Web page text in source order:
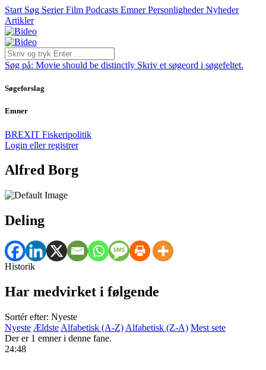
Start Søg Serier Film Podcasts Emner Personligheder Nyheder
Artikler
Søg på: Movie should be distinctly Skriv et søgeord i søgefeltet.
Søgeforslag
Emner
BREXIT Fiskeripolitik
Login eller registrer
Alfred Borg
Deling
Historik
Har medvirket i følgende
Sortér efter: Nyeste
Nyeste Ældste Alfabetisk (A-Z) Alfabetisk (Z-A) Mest sete
Der er 1 emner i denne fane.
24:48